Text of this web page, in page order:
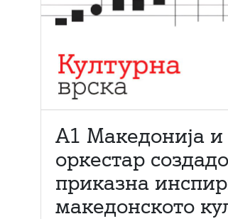
А1 Македонија
оркестар
приказна
македонското